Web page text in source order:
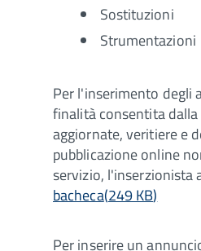
Sostituzioni
Strumentazioni
Per l'inserimento degli
finalità consentita
aggiornate, veritiere e
pubblicazione online
servizio, l'inserzionista
bacheca(249 KB)
Per inserire un